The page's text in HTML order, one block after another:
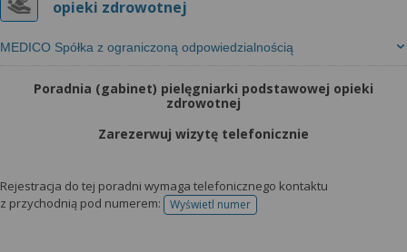
opieki zdrowotnej
MEDICO Spółka z ograniczoną odpowiedzialnością
Poradnia (gabinet) pielęgniarki podstawowej opieki
zdrowotnej
Zarezerwuj wizytę telefonicznie
Rejestracja do tej poradni wymaga telefonicznego kontaktu
z przychodnią pod numerem:
Wyświetl numertelefonu do rejestracji